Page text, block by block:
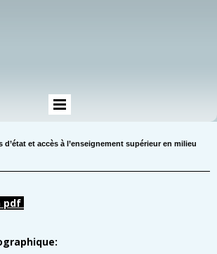
d’état et accès à l’enseignement supérieur en milieu
pdf